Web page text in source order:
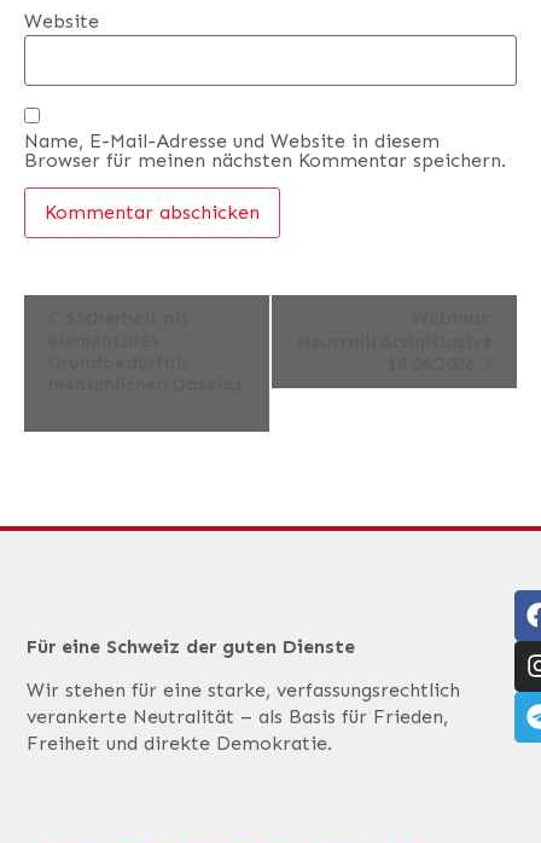
Website
Name, E-Mail-Adresse und Website in diesem
Browser für meinen nächsten Kommentar speichern.
Für eine Schweiz der guten Dienste
Wir stehen für eine starke, verfassungsrechtlich
verankerte Neutralität – als Basis für Frieden,
Freiheit und direkte Demokratie.